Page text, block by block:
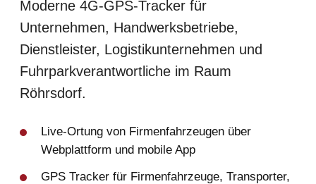
Moderne 4G-GPS-Tracker für
Unternehmen, Handwerksbetriebe,
Dienstleister, Logistikunternehmen und
Fuhrparkverantwortliche im Raum
Röhrsdorf.
Live-Ortung von Firmenfahrzeugen über
Webplattform und mobile App
GPS Tracker für Firmenfahrzeuge, Transporter,